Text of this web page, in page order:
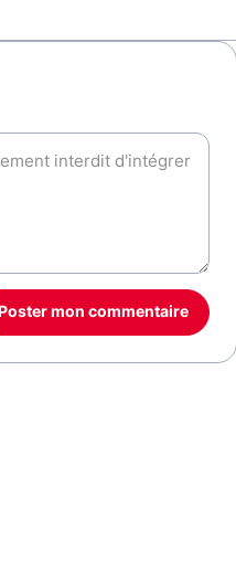
Poster mon commentaire